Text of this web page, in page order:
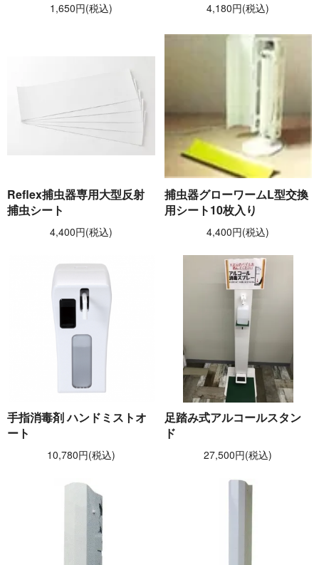
1,650円(税込) 4,180円(税込)
Reflex捕虫器専用大型反射
捕虫シート
4,400円(税込)
捕虫器グローワームL型交換
用シート10枚入り
4,400円(税込)
手指消毒剤 ハンドミストオ
ート
10,780円(税込)
足踏み式アルコールスタン
ド
27,500円(税込)